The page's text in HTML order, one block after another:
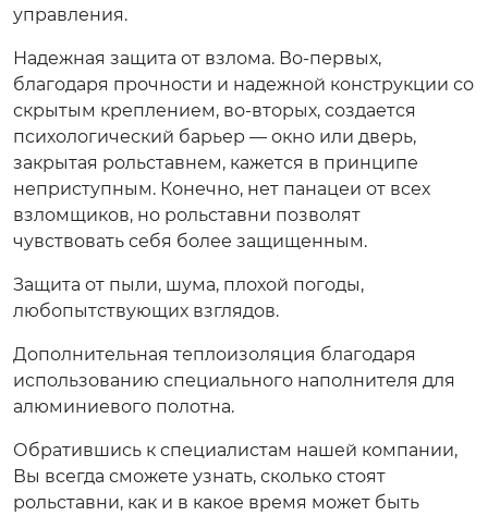
управления.
Надежная защита от взлома. Во-первых,
благодаря прочности и надежной конструкции со
скрытым креплением, во-вторых, создается
психологический барьер — окно или дверь,
закрытая рольставнем, кажется в принципе
неприступным. Конечно, нет панацеи от всех
взломщиков, но рольставни позволят
чувствовать себя более защищенным.
Защита от пыли, шума, плохой погоды,
любопытствующих взглядов.
Дополнительная теплоизоляция благодаря
использованию специального наполнителя для
алюминиевого полотна.
Обратившись к специалистам нашей компании,
Вы всегда сможете узнать, сколько стоят
рольставни, как и в какое время может быть